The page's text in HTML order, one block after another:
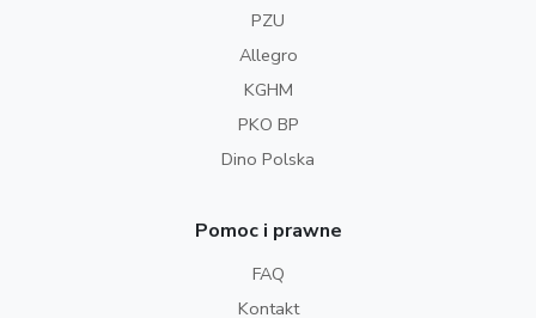
PZU
Allegro
KGHM
PKO BP
Dino Polska
Pomoc i prawne
FAQ
Kontakt